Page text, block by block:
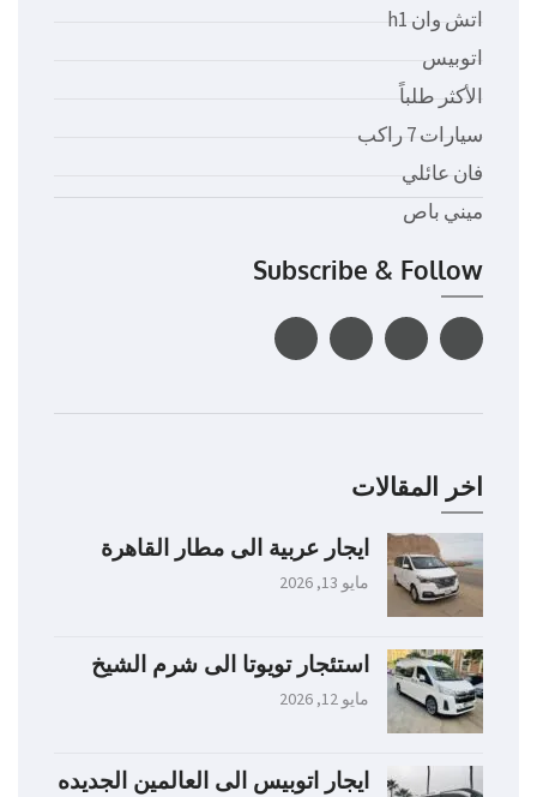
اتش وان h1
اتوبيس
الأكثر طلباً
سيارات 7 راكب
فان عائلي
ميني باص
Subscribe & Follow
اخر المقالات
ايجار عربية الى مطار القاهرة
مايو 13, 2026
استئجار تويوتا الى شرم الشيخ
مايو 12, 2026
ايجار اتوبيس الى العالمين الجديده